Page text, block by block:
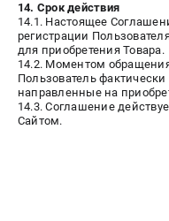
14. Срок действия
14.1. Настоящее
регистрации
для приобретения Товара.
14.2. Моментом
Пользователь
направленные на
14.3. Соглашение
Сайтом.